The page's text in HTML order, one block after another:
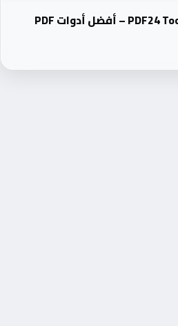
دليل شامل: PDF24 Toolbox – أفضل أدوات PDF